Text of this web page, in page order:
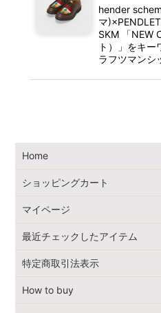
hender
マ
SKM 「NEW
ト）」をキー
ラフツマンシ
Home
ショッピングカート
マイページ
最近チェックしたアイテム
特定商取引法表示
How to buy